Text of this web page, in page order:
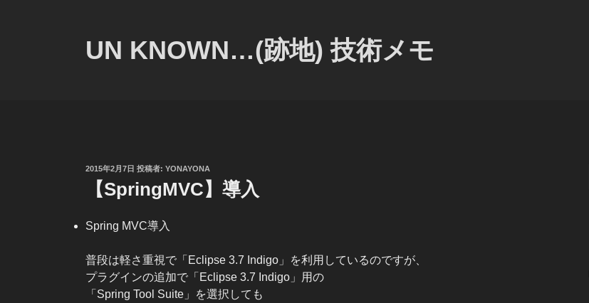
UN KNOWN…(跡地) 技術メモ
投
2015年2月7日 投稿者: YONAYONA
【SpringMVC】導入
Spring MVC導入
普段は軽さ重視で「Eclipse 3.7 Indigo」を利用しているのですが、
プラグインの追加で「Eclipse 3.7 Indigo」用の
「Spring Tool Suite」を選択しても